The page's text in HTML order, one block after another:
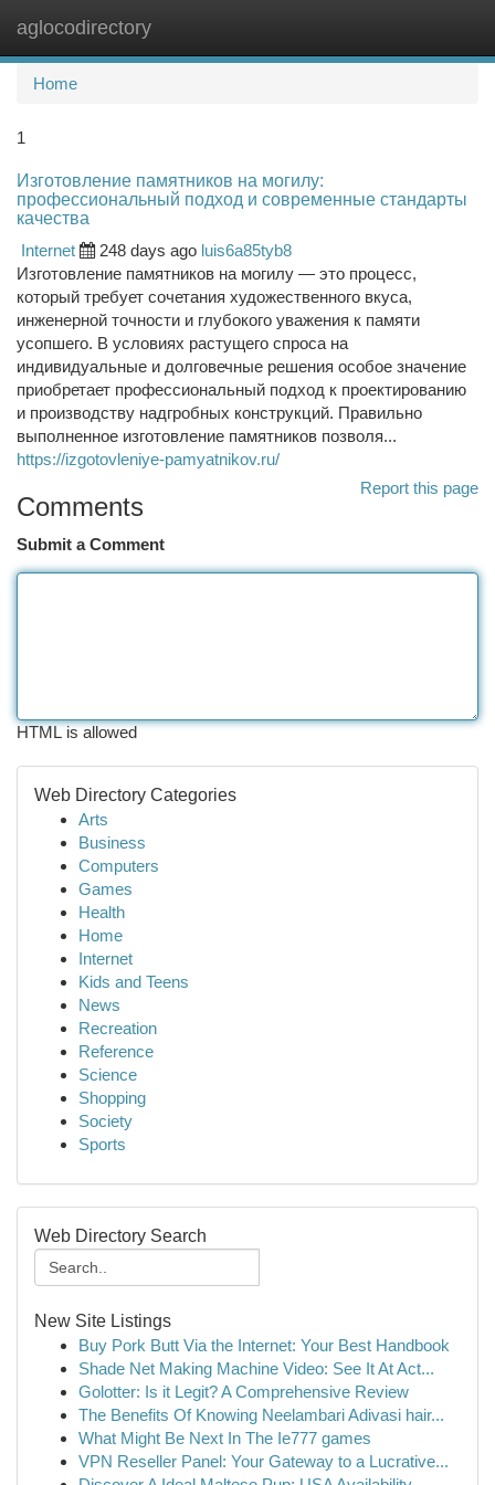
aglocodirectory
Home
1
Изготовление памятников на могилу:
профессиональный подход и современные стандарты
качества
Internet
248 days ago luis6a85tyb8
Изготовление памятников на могилу — это процесс,
который требует сочетания художественного вкуса,
инженерной точности и глубокого уважения к памяти
усопшего. В условиях растущего спроса на
индивидуальные и долговечные решения особое значение
приобретает профессиональный подход к проектированию
и производству надгробных конструкций. Правильно
выполненное изготовление памятников позволя...
https://izgotovleniye-pamyatnikov.ru/
Report this page
Comments
Submit a Comment
HTML is allowed
Web Directory Categories
Arts
Business
Computers
Games
Health
Home
Internet
Kids and Teens
News
Recreation
Reference
Science
Shopping
Society
Sports
Web Directory Search
New Site Listings
Buy Pork Butt Via the Internet: Your Best Handbook
Shade Net Making Machine Video: See It At Act...
Golotter: Is it Legit? A Comprehensive Review
The Benefits Of Knowing Neelambari Adivasi hair...
What Might Be Next In The Ie777 games
VPN Reseller Panel: Your Gateway to a Lucrative...